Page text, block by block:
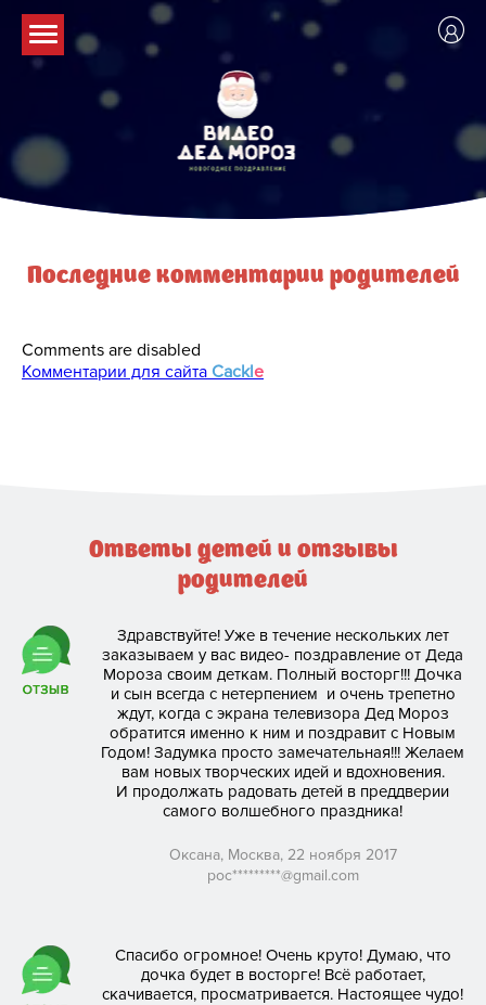
Личный кабинет
Отзывы
Помощь
— Оплата
— Доставка
— Партнерская программа
— Лицензирование
Последние комментарии родителей
Comments are disabled
Комментарии для сайта Cackle
Ответы детей и отзывы
родителей
Здравствуйте! Уже в течение нескольких лет
заказываем у вас видео- поздравление от Деда
Мороза своим деткам. Полный восторг!!! Дочка
и сын всегда с нетерпением и очень трепетно
ждут, когда с экрана телевизора Дед Мороз
обратится именно к ним и поздравит с Новым
Годом! Задумка просто замечательная!!! Желаем
вам новых творческих идей и вдохновения.
И продолжать радовать детей в преддверии
самого волшебного праздника!
Оксана, Москва, 22 ноября 2017
poc*********@gmail.com
Спасибо огромное! Очень круто! Думаю, что
дочка будет в восторге! Всё работает,
скачивается, просматривается. Настоящее чудо!